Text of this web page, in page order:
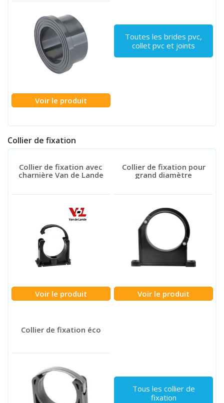
Voir le produit
Toutes les brides pvc,
collet pvc et joints
Collier de fixation
Collier de fixation avec
charnière Van de Lande
Voir le produit
Collier de fixation pour
grand diamètre
Voir le produit
Collier de fixation éco
Tous les collier de
fixation